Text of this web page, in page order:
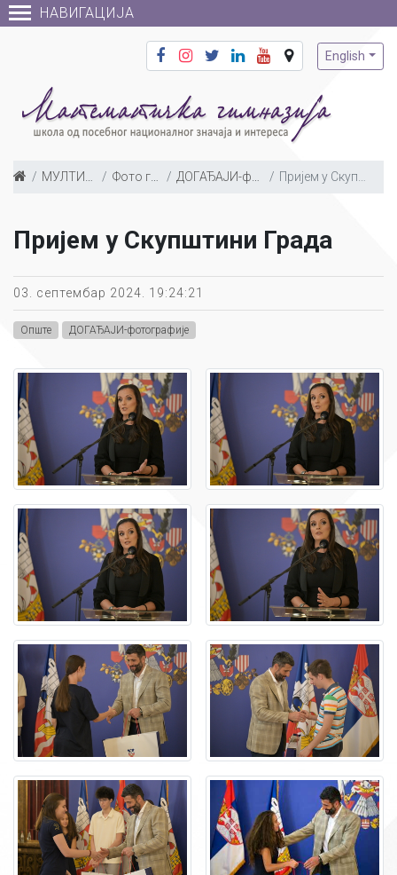
НАВИГАЦИЈА
English
МУЛТИМЕДИЈА Фото галерија ДОГАЂАЈИ-фотографије Пријем у Скупштини Града
Пријем у Скупштини Града
03. септембар 2024. 19:24:21
Опште ДОГАЂАЈИ-фотографије